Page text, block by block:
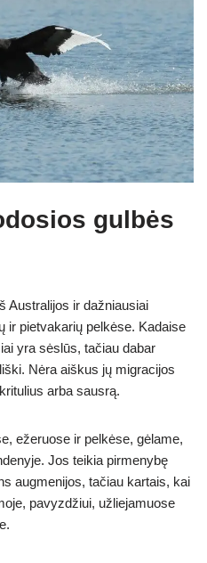
gulbės
Australijos ir dažniausiai
ir pietvakarių pelkėse. Kadaise
yra sėslūs, tačiau dabar
Nėra aiškus jų migracijos
arba sausrą.
ežeruose ir pelkėse, gėlame,
Jos teikia pirmenybę
augmenijos, tačiau kartais, kai
pavyzdžiui, užliejamuose